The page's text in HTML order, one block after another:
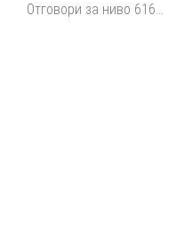
Отговори за ниво 616...